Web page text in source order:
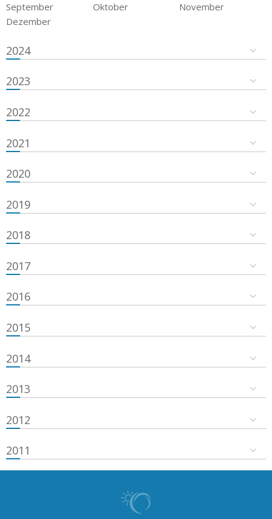
September
Oktober
November
Dezember
2024
2023
2022
2021
2020
2019
2018
2017
2016
2015
2014
2013
2012
2011